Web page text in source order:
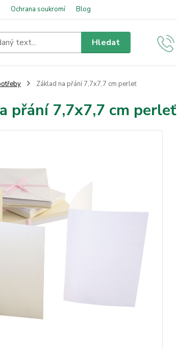
Ochrana soukromí Blog
Hledat
Základ na přání 7,7x7,7 cm perleť
přání 7,7x7,7 cm perleť